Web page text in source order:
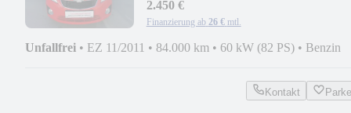
bere
2.450 €
Finanzierung ab 26 € mtl.
Unfallfrei • EZ 11/2011 • 84.000 km • 60 kW (82 PS) • Benzin
Kontakt